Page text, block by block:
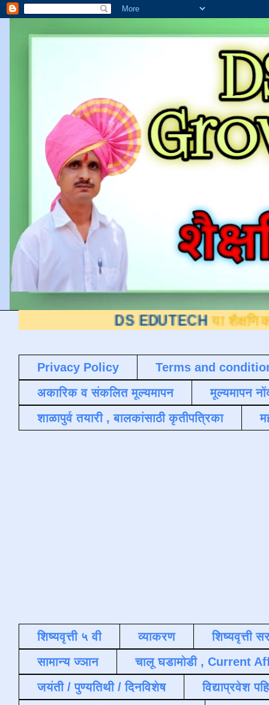
DS EDUTECH या शैक्षणिक ब्लॉगवर
Privacy Policy
Terms and
अकारिक व संकलित मूल्यमापन
मूल्यमापन
शाळापुर्व तयारी , बालकांसाठी कृतीपत्रिका
शिष्यवृत्ती ५ वी व्याकरण
शिष्यवृत्ती
सामान्य ज्ञान
चालू घडामोडी , Current
जयंती / पुण्यतिथी / दिनविशेष
विद्याप्रवेश